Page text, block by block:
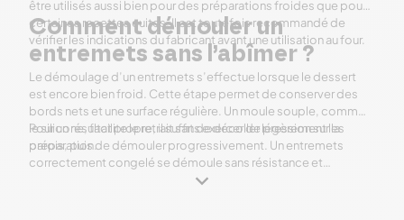
être utilisés aussi bien pour des préparations froides que pour
certaines recettes cuites. Il est toutefois recommandé de
vérifier les indications du fabricant avant une utilisation au four.
Comment démouler un
entremets sans l’abîmer ?
Le démoulage d’un entremets s’effectue lorsque le dessert
est encore bien froid. Cette étape permet de conserver des
bords nets et une surface régulière. Un moule souple, comme
le silicone, facilite le retrait sans exercer de pression sur la
préparation.
Pour un résultat propre, il suffit de décoller légèrement les
parois, puis de démouler progressivement. Un entremets
correctement congelé se démoule sans résistance et
conserve sa forme, prêt à être glacé ou décoré.